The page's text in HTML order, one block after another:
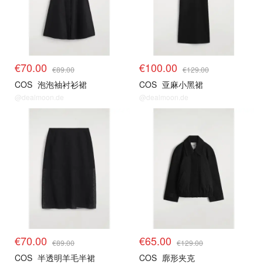
€70.00 €89.00
COS 泡泡袖衬衫裙
@dealmoon.de
€100.00 €129.00
COS 亚麻小黑裙
@dealmoon.de
€70.00 €89.00
COS 半透明羊毛半裙
€65.00 €129.00
COS 廓形夹克